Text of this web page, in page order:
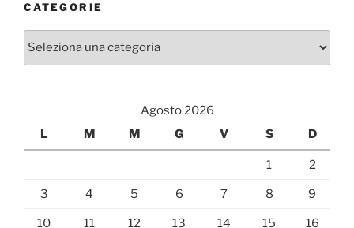
CATEGORIE
Categorie
Agosto 2026
L
M M G V S D
1 2
3 4 5 6 7 8 9
10 11 12 13 14 15 16